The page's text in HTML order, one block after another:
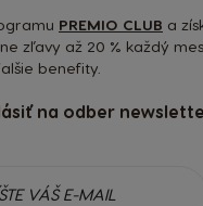
PREMIO CLUB a
zľavy až 20 % každý
benefity.
na odber